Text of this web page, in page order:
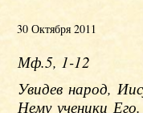
30 Октября 2011
Мф.5, 1-12
Увидев народ,
Нему ученики